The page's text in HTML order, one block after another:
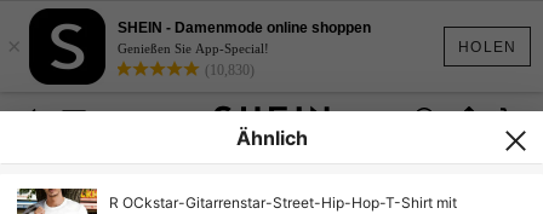
HOLEN
×
SHEIN - Damenmode online shoppen
Genießen Sie App-Special!
(10,830)
Ähnlich
R OCkstar-Gitarrenstar-Street-Hip-Hop-T-Shirt mit